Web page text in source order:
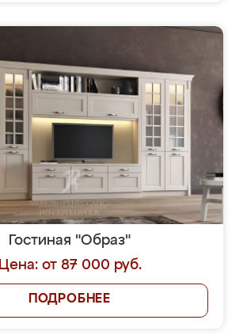
Гостиная "Образ"
Цена: от 87 000 руб.
ПОДРОБНЕЕ